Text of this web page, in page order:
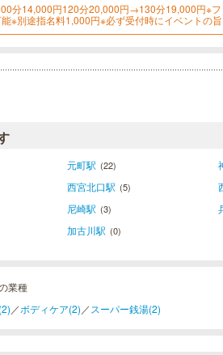
分14,000円120分20,000円→130分19,000円※フ
※別途指名料1,000円※必ず受付時にイベントの
元町駅 (22)
西宮北口駅 (5)
尼崎駅 (3)
加古川駅 (0)
業種
／ボディケア(2) ／ スーパー銭湯(2)